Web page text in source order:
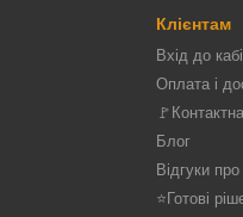
Клієнтам
Вхід до
Оплата і
Блог
Відгуки
⭐Готові